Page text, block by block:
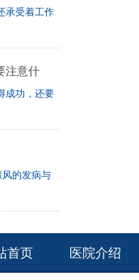
承受着工作
注意什
成功，还要
风的发病与
首页 医院介绍